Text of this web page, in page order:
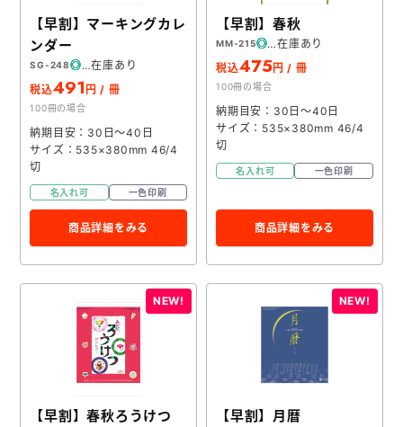
【早割】マーキングカレ
ンダー
SG-248
在庫あり
税込491 円 / 冊
100冊の場合
納期目安：30日～40日
サイズ：535×380mm 46/4
切
名入れ可 一色印刷
商品詳細をみる
【早割】春秋
MM-215
在庫あり
税込475円 / 冊
100冊の場合
納期目安：30日～40日
サイズ：535×380mm 46/4
切
名入れ可 一色印刷
商品詳細をみる
【早割】春秋ろうけつ 【早割】月暦